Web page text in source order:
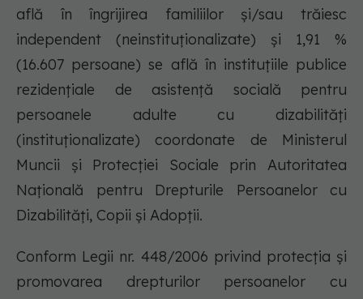
află în îngrijirea familiilor şi/sau trăiesc
independent (neinstituţionalizate) şi 1,91 %
(16.607 persoane) se află în instituţiile publice
rezidenţiale de asistenţă socială pentru
persoanele adulte cu dizabilităţi
(instituţionalizate) coordonate de Ministerul
Muncii şi Protecției Sociale prin Autoritatea
Naţională pentru Drepturile Persoanelor cu
Dizabilităţi, Copii și Adopții.
Conform Legii nr. 448/2006 privind protecţia şi
promovarea drepturilor persoanelor cu